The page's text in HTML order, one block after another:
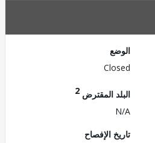
البلد المقترض
تاريخ الإفصاح